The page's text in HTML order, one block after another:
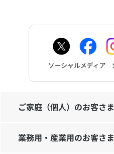
ご家庭（個人）のお客さま
業務用・産業用のお客さま